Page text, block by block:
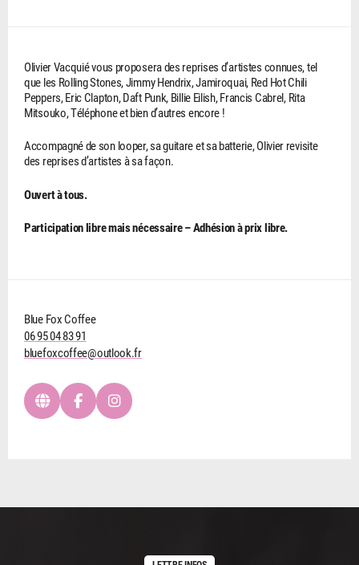
Olivier Vacquié vous proposera des reprises d’artistes connues, tel
que les Rolling Stones, Jimmy Hendrix, Jamiroquai, Red Hot Chili
Peppers, Eric Clapton, Daft Punk, Billie Eilish, Francis Cabrel, Rita
Mitsouko, Téléphone et bien d’autres encore !
Accompagné de son looper, sa guitare et sa batterie, Olivier revisite
des reprises d’artistes à sa façon.
Ouvert à tous.
Participation libre mais nécessaire – Adhésion à prix libre.
Blue Fox Coffee
06 95 04 83 91
bluefoxcoffee@outlook.fr